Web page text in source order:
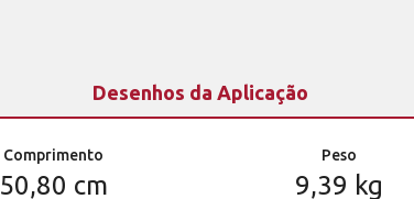
Desenhos da Aplicação
Comprimento
50,80 cm
Peso
9,39 kg